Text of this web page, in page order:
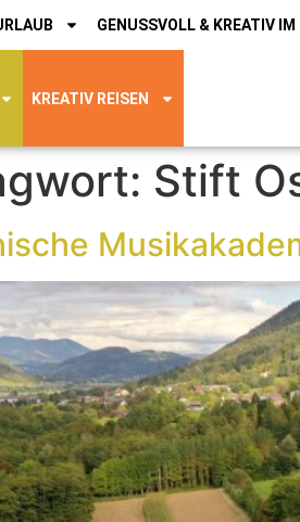
GENUSSVOLL & KREATIV IM
KREATIV REISEN
Stift